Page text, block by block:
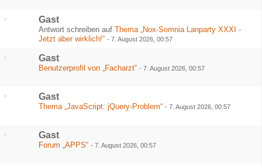
Gast
Antwort schreiben auf Thema „Nox-Somnia Lanparty XXXI -
Jetzt aber wirklich!“ - 7. August 2026, 00:57
Gast
Benutzerprofil von „Facharzt“ - 7. August 2026, 00:57
Gast
Thema „JavaScript: jQuery-Problem“ - 7. August 2026, 00:57
Gast
Forum „APPS“ - 7. August 2026, 00:57